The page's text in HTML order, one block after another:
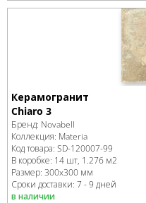
Керамогранит
Chiaro 3
Бренд: Novabell
Коллекция: Materia
Код товара: SD-120007-99
В коробке: 14 шт, 1.276 м2
Размер: 300x300 мм
Сроки доставки: 7 - 9 дней
в наличии